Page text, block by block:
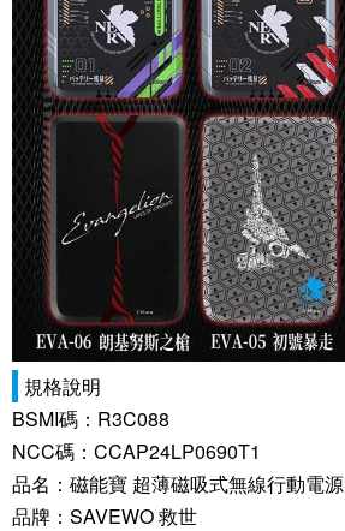
規格說明
BSMI碼：R3C088
NCC碼：CCAP24LP0690T1
品名：磁能寶 超薄磁吸式無線行動電源
品牌：SAVEWO 救世